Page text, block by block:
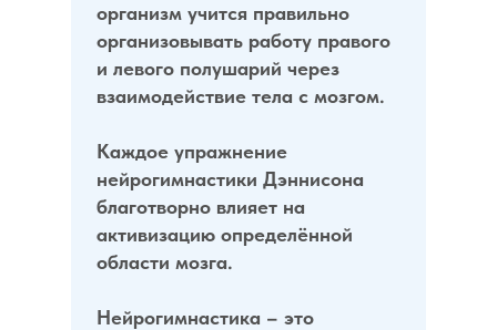
организм учится правильно
организовывать работу правого
и левого полушарий через
взаимодействие тела с мозгом.
Каждое упражнение
нейрогимнастики Дэннисона
благотворно влияет на
активизацию определённой
области мозга.
Нейрогимнастика – это